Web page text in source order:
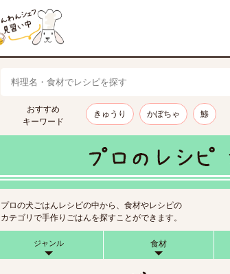
おすすめ
キーワード
きゅうり かぼちゃ 鯵
プロの犬ごはんレシピの中から、食材やレシピの
カテゴリで手作りごはんを探すことができます。
ジャンル 食材